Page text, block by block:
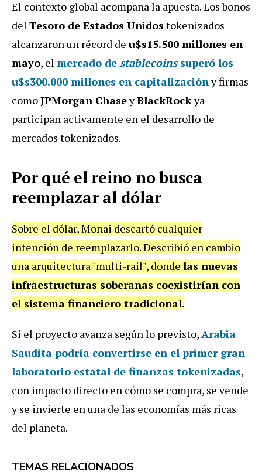
El contexto global acompaña la apuesta. Los bonos
del Tesoro de Estados Unidos tokenizados
alcanzaron un récord de u$s15.500 millones en
mayo, el mercado de stablecoinssuperó los
u$s300.000 millones en capitalizacióny firmas
comoJPMorgan ChaseyBlackRockya
participan activamente en el desarrollo de
mercados tokenizados.
Por qué el reino no busca
reemplazar al dólar
Sobre el dólar, Monai descartó cualquier
intención de reemplazarlo. Describió en cambio
una arquitectura "multi-rail", donde las nuevas
infraestructuras soberanas coexistirían con
el sistema financiero tradicional.
Si el proyecto avanza según lo previsto,Arabia
Saudita podría convertirse en el primer gran
laboratorio estatal de finanzas tokenizadas,
con impacto directo en cómo se compra, se vende
y se invierte en una de las economías más ricas
del planeta.
TEMAS RELACIONADOS